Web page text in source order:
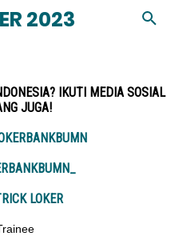
2023
IKUTI MEDIA SOSIAL
JUGA!
LOKER